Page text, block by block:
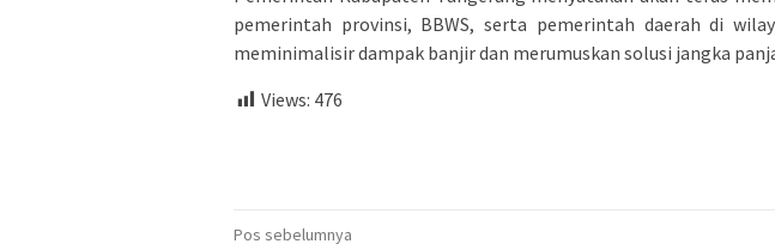
pemerintah provinsi, BBWS, serta pemerintah daerah di
meminimalisir dampak banjir dan merumuskan solusi jangka
Views: 476
Navigasi
Pos sebelumnya